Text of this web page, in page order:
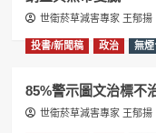
世衛菸草減害專家 王郁揚
投書/新聞稿 政治 無煙
85%警示圖文治標
世衛菸草減害專家 王郁揚